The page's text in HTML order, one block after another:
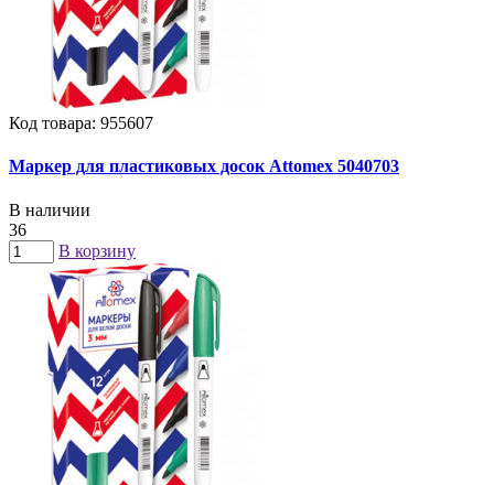
Код товара: 955607
Маркер для пластиковых досок Attomex 5040703
В наличии
36
В корзину